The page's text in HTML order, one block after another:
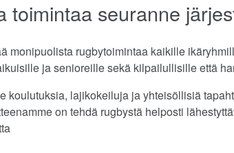
toimintaa seuranne
monipuolista rugbytoimintaa kaikille
ja senioreille sekä kilpailullisille että
koulutuksia, lajikokeiluja ja yhteisöllisiä
on tehdä rugbystä helposti